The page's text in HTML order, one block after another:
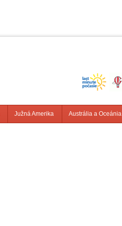
Južná Amerika Austrália a Oceánia